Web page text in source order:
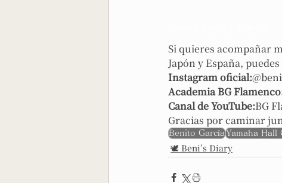
Si quieres acompañar
Japón y España,
Instagram oficial:
Academia BG
Canal de YouTube:BG
Gracias por caminar
Benito GarcíaYamaha Hall
🕊️ Beni’s Diary